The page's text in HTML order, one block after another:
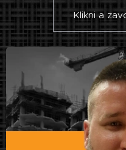
Klikni a